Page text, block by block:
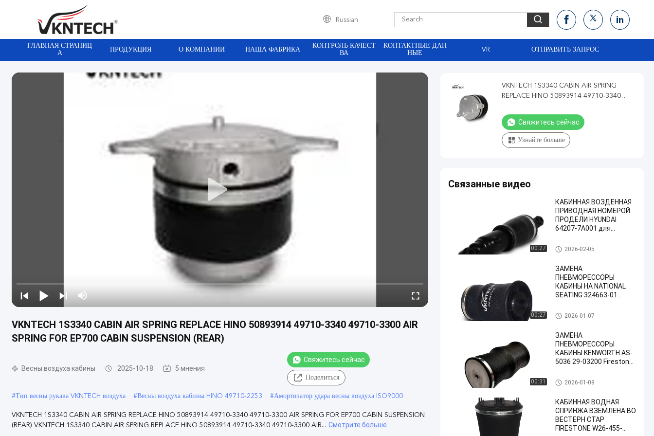
Russian
ГЛАВНАЯ СТРАНИЦ
А
ПРОДУКЦИЯ О КОМПАНИИ НАША ФАБРИКА
КОНТРОЛЬ КАЧЕСТ
ВА
КОНТАКТНЫЕ ДАН
НЫЕ
VR ОТПРАВИТЬ ЗАПРОС
VKNTECH 1S3340 CABIN AIR SPRING REPLACE HINO 50893914 49710-3340 49710-3300 AIR
SPRING FOR EP700 CABIN SUSPENSION (REAR)
Весны воздуха кабины 2025-10-18 5 мнения
Свяжитесь сейчас
Поделиться
#Тип весны рукава VKNTECH воздуха #Весны воздуха кабины HINO 49710-2253 #Амортизатор удара весны воздуха ISO9000
VKNTECH 1S3340 CABIN AIR SPRING REPLACE HINO 50893914 49710-3340 49710-3300 AIR SPRING FOR EP700 CABIN SUSPENSION
(REAR) VKNTECH 1S3340 CABIN AIR SPRING REPLACE HINO 50893914 49710-3340 49710-3300 AIR... Смотрите больше
VKNTECH 1S3340 CABIN AIR SPRING
REPLACE HINO 50893914 49710-3340
SUSPENSION (REAR)
Свяжитесь сейчас
Узнайте больше
Связанные видео
00:27
КАБИННАЯ ВОЗДЕННАЯ
ПРИВОДНАЯ НОМЕРОЙ
ПРОДЕЛИ HYUNDAI
64207-7A001 для
VKNTECH 1S64207
Весны воздуха кабины
2026-02-05
00:27
ЗАМЕНА
ПНЕВМОРЕССОРЫ
КАБИНЫ НА NATIONAL
SEATING 324663-01
Firestone W02-N19-7059
W02-N19-7069 W02-N19-
Весны воздуха кабины
2026-01-07
00:31
ЗАМЕНА
ПНЕВМОРЕССОРЫ
КАБИНЫ KENWORTH AS-
5036 29-03200 Firestone
W023587036
ВЫСОКОКАЧЕСТВЕННАЯ
Весны воздуха кабины
2026-01-08
КАБИННАЯ ВОДНАЯ
СПРИНЖА ВЗЕМЛЕНА ВО
ВЕСТЕРН СТАР
FIRESTONE W26-455-